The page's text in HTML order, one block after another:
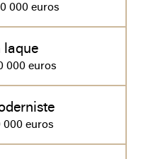
000 euros
laque
000 euros
000 euros